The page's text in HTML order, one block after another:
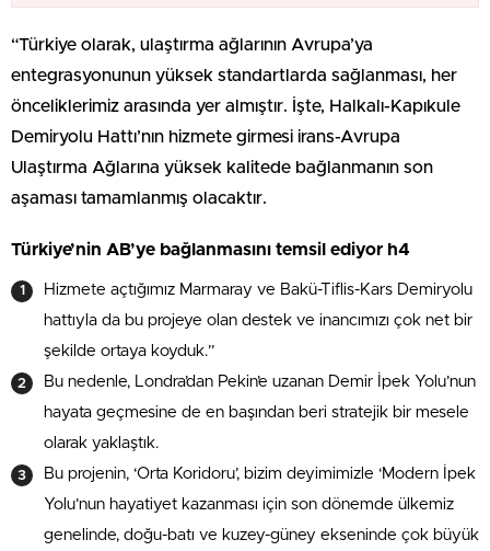
“Türkiye olarak, ulaştırma ağlarının Avrupa’ya
entegrasyonunun yüksek standartlarda sağlanması, her
önceliklerimiz arasında yer almıştır. İşte, Halkalı-Kapıkule
Demiryolu Hattı’nın hizmete girmesi irans-Avrupa
Ulaştırma Ağlarına yüksek kalitede bağlanmanın son
aşaması tamamlanmış olacaktır.
Türkiye’nin AB’ye bağlanmasını temsil ediyor h4
Hizmete açtığımız Marmaray ve Bakü-Tiflis-Kars Demiryolu
hattıyla da bu projeye olan destek ve inancımızı çok net bir
şekilde ortaya koyduk.”
Bu nedenle, Londra’dan Pekin’e uzanan Demir İpek Yolu’nun
hayata geçmesine de en başından beri stratejik bir mesele
olarak yaklaştık.
Bu projenin, ‘Orta Koridoru’, bizim deyimimizle ‘Modern İpek
Yolu’nun hayatiyet kazanması için son dönemde ülkemiz
genelinde, doğu-batı ve kuzey-güney ekseninde çok büyük